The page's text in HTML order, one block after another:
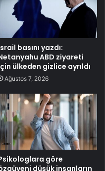
basını yazdı:
ABD ziyareti
ülkeden gizlice ayrıldı
Ağustos 7, 2026
göre
düşük insanların